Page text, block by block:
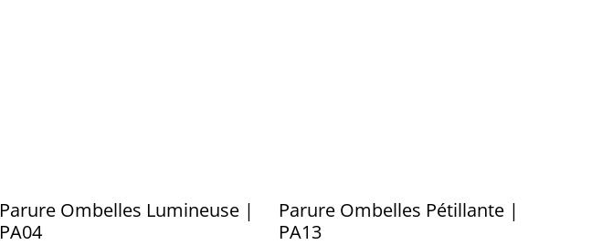
Parure Ombelles Lumineuse |
PA04
Parure Ombelles Pétillante |
PA13